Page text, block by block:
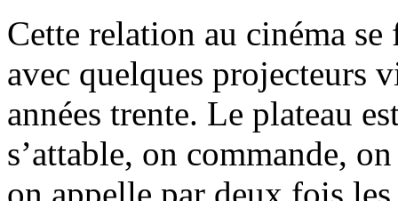
Cette relation au cinéma
avec quelques projecteurs
années trente. Le plateau
s’attable, on commande,